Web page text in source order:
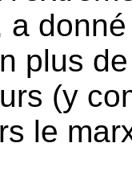
a
plus
(y
le